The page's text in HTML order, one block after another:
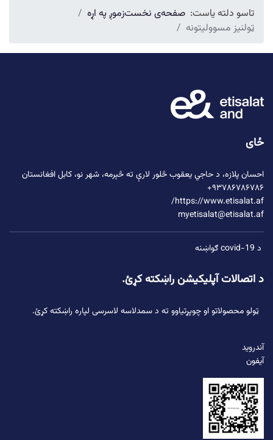
تاسو دلته یاست: صفحه‌ی نخستزموږ په اړه
ټولنیز مسوولیتونه
ځای
احسان پلازه، د حاجي یعقوب څلور لارې ته څېرمه، شهر نو، کابل افغانستان
۹۳۷۸۶۷۸۶۷۸۶+
https://www.etisalat.af/
myetisalat@etisalat.af
د covid-19 ګواښنه
د اتصالات آپلیکیشن راښکته کړئ.
ټولو محصولاتو او چوپړتیاوو ته د سمدلاسه لاسرسی لپاره راښکته کړئ.
آندروید
آیفون